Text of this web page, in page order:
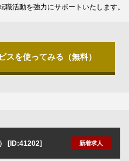
活動を強力にサポートいたします。
スを使ってみる（無料）
[ID:41202] 新着求人